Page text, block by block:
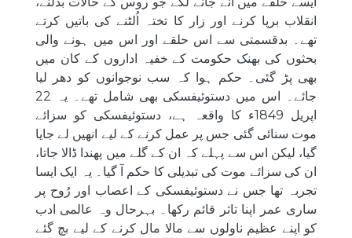
انقلاب برپا کرنے اور زار کا تختہ اُلٹنے کی باتیں کرتے
تھے۔ بدقسمتی سے اس حلقے اور اس میں ہونے والی
بحثوں کی بھنک حکومت کے خفیہ اداروں کے کان میں
بھی پڑ گئی۔ حکم ہوا کہ سب نوجوانوں کو دھر لیا
جائے۔ اس میں دستوئیفسکی بھی شامل تھے۔ یہ 22
اپریل 1849ء کا واقعہ ہے، دستوئیفسکی کو سزائے
موت سنائی گئی جس پر عمل کرنے کے لیے انھیں لے جایا
گیا، لیکن اس سے پہلے کہ ان کے گلے میں پھندا ڈالا جاتا،
ان کی سزائے موت کی تبدیلی کا حکم آ گیا۔ یہ ایک ایسا
تجربہ تھا جس نے دستوئیفسکی کے اعصاب اور رُوح پر
ساری عمر اپنا تاثر قائم رکھا۔ بہرحال وہ عالمی ادب
کو اپنے عظیم ناولوں سے مالا مال کرنے کے لیے بچ گئے